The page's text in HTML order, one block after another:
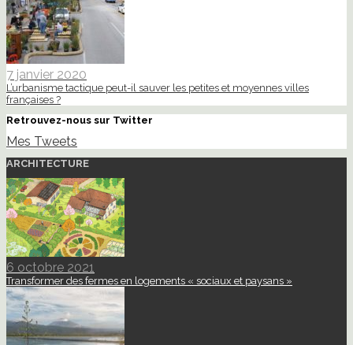
7 janvier 2020
L’urbanisme tactique peut-il sauver les petites et moyennes villes
françaises ?
Retrouvez-nous sur Twitter
Mes Tweets
ARCHITECTURE
6 octobre 2021
Transformer des fermes en logements « sociaux et paysans »